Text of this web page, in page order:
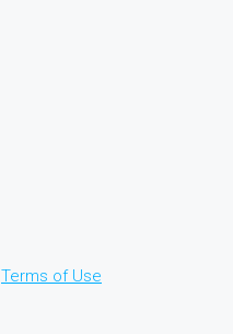
Terms of Use